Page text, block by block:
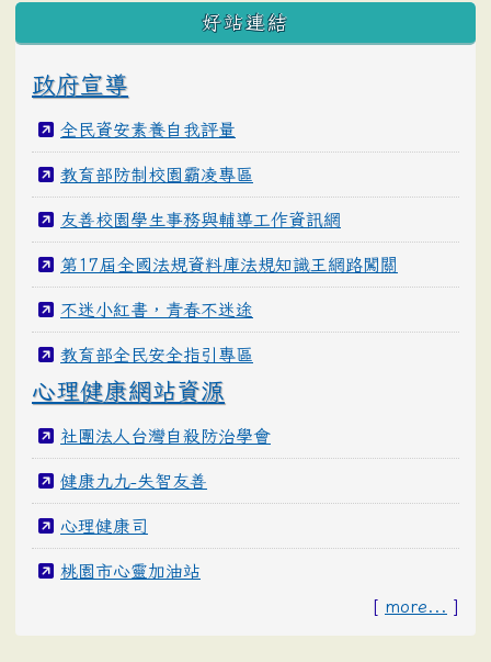
好站連結
政府宣導
全民資安素養自我評量
教育部防制校園霸凌專區
友善校園學生事務與輔導工作資訊網
第17屆全國法規資料庫法規知識王網路闖關
不迷小紅書，青春不迷途
教育部全民安全指引專區
心理健康網站資源
社團法人台灣自殺防治學會
健康九九-失智友善
心理健康司
桃園市心靈加油站
[ more... ]